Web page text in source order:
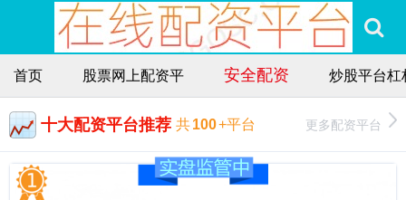
首页 股票网上配资平 安全配资 炒股平台杠
十大配资平台推荐 共100+平台 更多配资平台